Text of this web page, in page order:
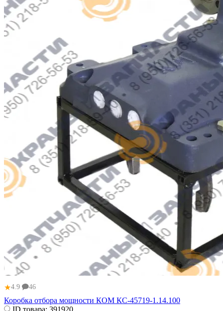
★4.9 46
Коробка отбора мощности КОМ КС-45719-1.14.100
ID товара: 391920